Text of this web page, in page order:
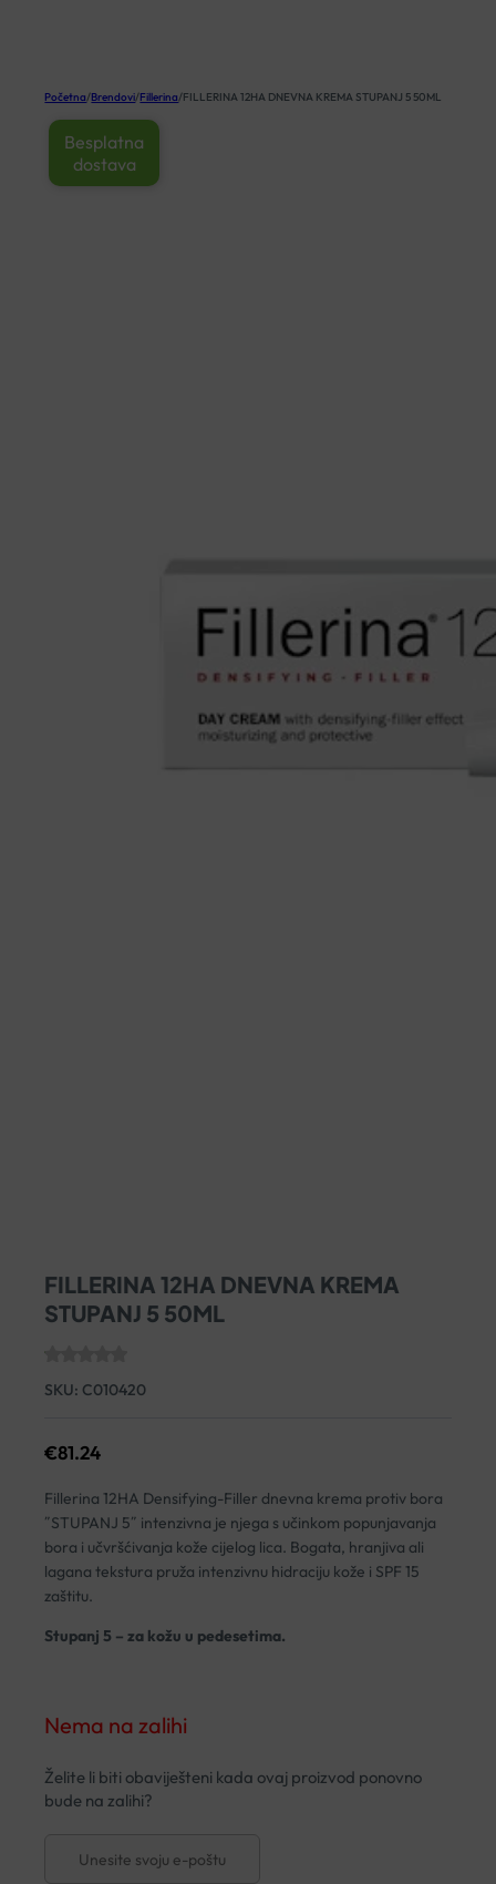
Početna/Brendovi/Fillerina/FILLERINA 12HA DNEVNA KREMA STUPANJ 5 50ML
Besplatna
dostava
FILLERINA 12HA DNEVNA KREMA
STUPANJ 5 50ML
SKU: C010420
€81.24
Fillerina 12HA Densifying-Filler dnevna krema protiv bora
˝STUPANJ 5˝ intenzivna je njega s učinkom popunjavanja
bora i učvršćivanja kože cijelog lica. Bogata, hranjiva ali
lagana tekstura pruža intenzivnu hidraciju kože i SPF 15
zaštitu.
Stupanj 5 – za kožu u pedesetima.
Nema na zalihi